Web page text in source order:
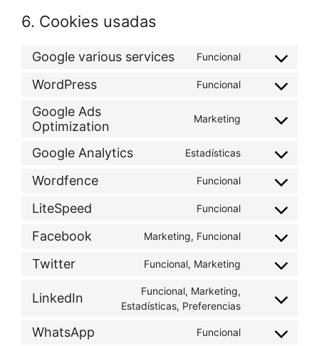
6. Cookies usadas
Google various services Funcional
Consent
service
various-
WordPress Funcional
Consent
service
Google Ads
Optimization
Marketing
Consent
service
Google Analytics Estadísticas
Consent
service
google-
Wordfence Funcional
Consent
service
wordfence
LiteSpeed Funcional
Consent
service
litespeed
Facebook Marketing, Funcional
Consent
service
Twitter Funcional, Marketing
Consent
service
LinkedIn
Funcional, Marketing,
Estadísticas, Preferencias
Consent
service
WhatsApp Funcional
Consent